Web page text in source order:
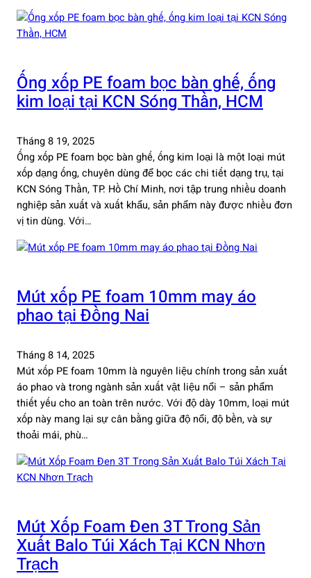
Ống xốp PE foam bọc bàn ghế, ống
kim loại tại KCN Sóng Thần, HCM
Tháng 8 19, 2025
Ống xốp PE foam bọc bàn ghế, ống kim loại là một loại mút
xốp dạng ống, chuyên dùng để bọc các chi tiết dạng trụ, tại
KCN Sóng Thần, TP. Hồ Chí Minh, nơi tập trung nhiều doanh
nghiệp sản xuất và xuất khẩu, sản phẩm này được nhiều đơn
vị tin dùng. Với…
Mút xốp PE foam 10mm may áo
phao tại Đồng Nai
Tháng 8 14, 2025
Mút xốp PE foam 10mm là nguyên liệu chính trong sản xuất
áo phao và trong ngành sản xuất vật liệu nổi – sản phẩm
thiết yếu cho an toàn trên nước. Với độ dày 10mm, loại mút
xốp này mang lại sự cân bằng giữa độ nổi, độ bền, và sự
thoải mái, phù…
Mút Xốp Foam Đen 3T Trong Sản
Xuất Balo Túi Xách Tại KCN Nhơn
Trạch